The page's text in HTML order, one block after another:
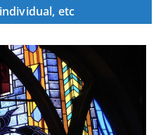
etc